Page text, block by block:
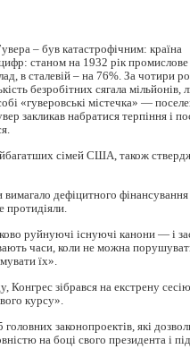
– був катастрофічним: країна
станом на 1932 рік промислове
в сталевій – на 76%. За чотири
безробітних сягала мільйонів,
«гуверовські містечка» —
закликав набратися терпіння і
сімей США, також
дефіцитного
протидіяли.
руйнуючі існуючі канони — і
часи, коли не можна
їх».
Конгрес зібрався на екстрену
курсу».
законопроектів, які
на боці свого президента і